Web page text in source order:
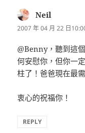
Neil
示:
2007 年 04 月 22 日
@Benny，聽到這
何安慰你，但你一
柱了！爸爸現在最
衷心的祝福你！
REPLY